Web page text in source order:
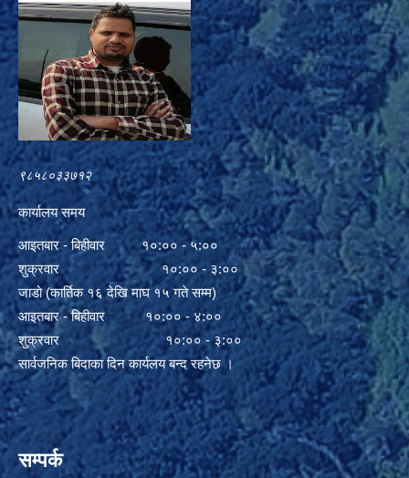
९८५८०३३७१२
कार्यालय समय
आइतबार - बिहीवार १०:०० - ५:००
शुक्रवार १०:०० - ३:००
जाडो (कार्तिक १६ देखि माघ १५ गते सम्म)
आइतबार - बिहीवार १०:०० - ४:००
शुक्रवार १०:०० - ३:००
सार्वजनिक बिदाका दिन कार्यलय बन्द रहनेछ ।
सम्पर्क